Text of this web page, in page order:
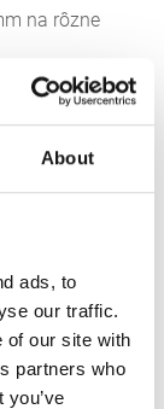
About
ads, to
our traffic.
of our site with
partners who
na rôzne